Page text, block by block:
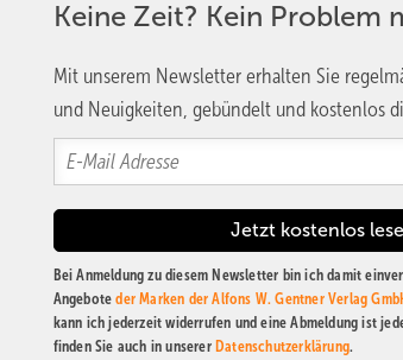
Keine Zeit? Kein Problem
Mit unserem Newsletter erhalten Sie
und Neuigkeiten, gebündelt und kostenlos
Bei Anmeldung zu diesem Newsletter bin ich damit
Angeboteder Marken der Alfons W. Gentner Verlag
kann ich jederzeit widerrufen und eine Abmeldung ist
finden Sie auch in unserer Datenschutzerklärung.